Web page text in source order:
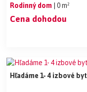
Rodinný dom
| 0 m²
Cena dohodou
Hľadáme 1- 4 izbové